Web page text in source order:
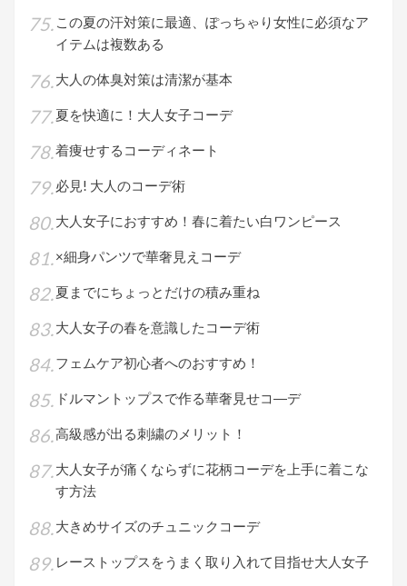
この夏の汗対策に最適、ぽっちゃり女性に必須なア
イテムは複数ある
大人の体臭対策は清潔が基本
夏を快適に！大人女子コーデ
着痩せするコーディネート
必見! 大人のコーデ術
大人女子におすすめ！春に着たい白ワンピース
×細身パンツで華奢見えコーデ
夏までにちょっとだけの積み重ね
大人女子の春を意識したコーデ術
フェムケア初心者へのおすすめ！
ドルマントップスで作る華奢見せコ―デ
高級感が出る刺繍のメリット！
大人女子が痛くならずに花柄コーデを上手に着こな
す方法
大きめサイズのチュニックコーデ
レーストップスをうまく取り入れて目指せ大人女子